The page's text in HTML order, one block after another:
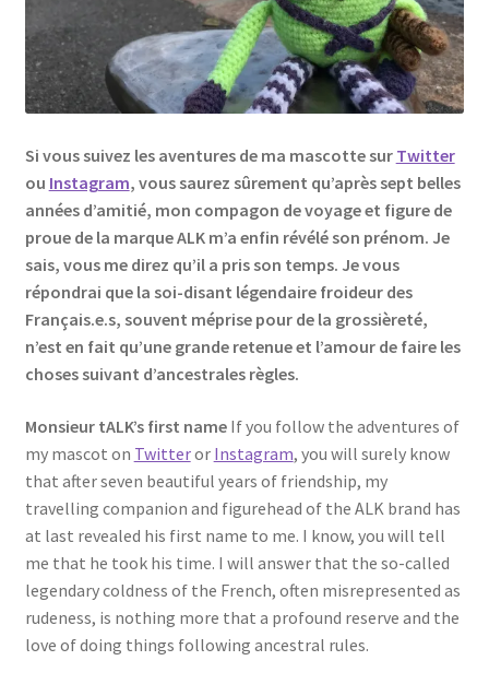
Privacy Policy
Private Tuition
Shop
Terms and Conditions
Categories
Locations
My Bookings
Private
Si vous suivez les aventures de ma mascotte sur Twitter
ou Instagram, vous saurez sûrement qu’après sept belles
années d’amitié, mon compagon de voyage et figure de
proue de la marque ALK m’a enfin révélé son prénom. Je
sais, vous me direz qu’il a pris son temps. Je vous
répondrai que la soi-disant légendaire froideur des
Français.e.s, souvent méprise pour de la grossièreté,
n’est en fait qu’une grande retenue et l’amour de faire les
choses suivant d’ancestrales règles.
Monsieur tALK’s first nameIf you follow the adventures of
my mascot on Twitteror Instagram, you will surely know
that after seven beautiful years of friendship, my
travelling companion and figurehead of the ALK brand has
at last revealed his first name to me. I know, you will tell
me that he took his time. I will answer that the so-called
legendary coldness of the French, often misrepresented as
rudeness, is nothing more that a profound reserve and the
love of doing things following ancestral rules.